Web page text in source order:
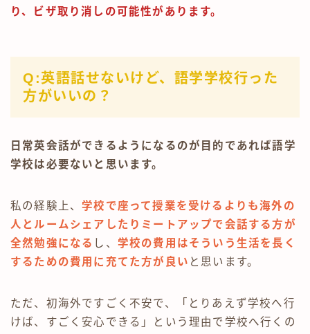
り、ビザ取り消しの可能性があります。
Q:英語話せないけど、語学学校行った
方がいいの？
日常英会話ができるようになるのが目的であれば語学
学校は必要ないと思います。
私の経験上、学校で座って授業を受けるよりも海外の
人とルームシェアしたりミートアップで会話する方が
全然勉強になる し、 学校の費用はそういう生活を長く
するための費用に充てた方が良い と思います。
ただ、初海外ですごく不安で、「とりあえず学校へ行
けば、すごく安心できる」という理由で学校へ行くの